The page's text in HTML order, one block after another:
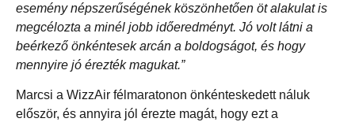
esemény népszerűségének köszönhetően öt alakulat is
megcélozta a minél jobb időeredményt. Jó volt látni a
beérkező önkéntesek arcán a boldogságot, és hogy
mennyire jó érezték magukat.”
Marcsi a WizzAir félmaratonon önkénteskedett náluk
először, és annyira jól érezte magát, hogy ezt a